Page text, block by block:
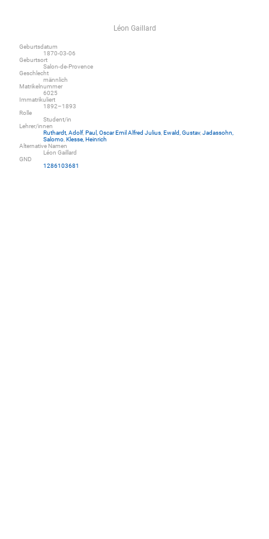
Léon Gaillard
Geburtsdatum
1870-03-06
Geburtsort
Salon-de-Provence
Geschlecht
männlich
Matrikelnummer
6025
Immatrikuliert
1892–1893
Rolle
Student/in
Lehrer/innen
Ruthardt, Adolf, Paul, Oscar Emil Alfred Julius Ewald, Gustav, Jadassohn,
Salomo Klesse, Heinrich
Alternative Namen
Léon Gaillard
GND
1286103681